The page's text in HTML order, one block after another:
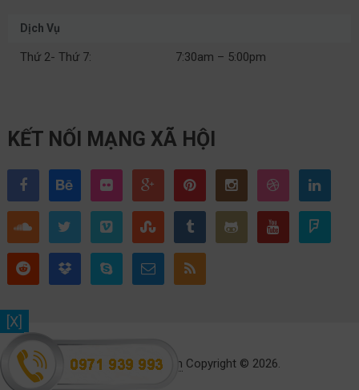
Dịch Vụ
Thứ 2- Thứ 7: 7:30am – 5:00pm
KẾT NỐI MẠNG XÃ HỘI
Toyota Thái Nguyên Copyright © 2026.
[X]